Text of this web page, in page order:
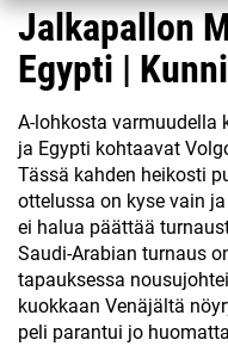
Jalkapallon
Egypti |
A-lohkosta varmuudella
ja Egypti kohtaavat
Tässä kahden heikosti
ottelussa on kyse vain
ei halua päättää
Saudi-Arabian turnaus
tapauksessa
kuokkaan Venäjältä
peli parantui jo